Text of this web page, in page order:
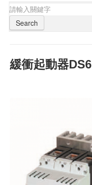
Search
緩衝起動器DS6